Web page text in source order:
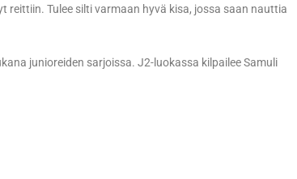
reittiin. Tulee silti varmaan hyvä kisa, jossa saan nauttia
junioreiden sarjoissa. J2-luokassa kilpailee Samuli